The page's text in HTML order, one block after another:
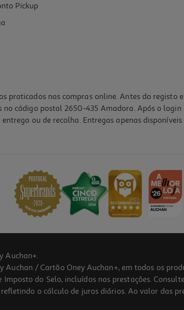
Pickup
praticados nas compras online. Antes do registo
código postal 2650-435 Amadora. Após o
ou de recolha. Entregas apenas
Auchan+.
Auchan / Cartão Oney Auchan+, em todos os
do Selo, incluídos nas prestações.
o cálculo de juros diários. Ao valor das